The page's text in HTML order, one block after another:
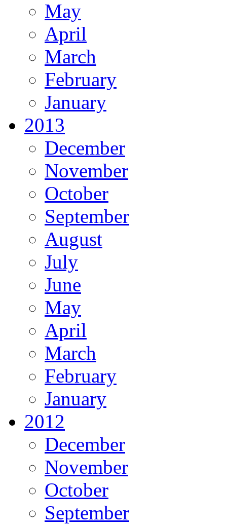
May
April
March
February
January
2013
December
November
October
September
August
July
June
May
April
March
February
January
2012
December
November
October
September